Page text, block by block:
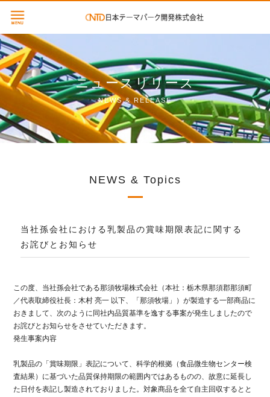
ニュースリリース
NEWS & RELEASE
NEWS & Topics
当社孫会社における乳製品の賞味期限表記に関する
お詫びとお知らせ
この度、当社孫会社である那須牧場株式会社（本社：栃木県那須郡那須町
／代表取締役社長：木村 亮一 以下、「那須牧場」）が製造する一部商品に
おきまして、次のように同社内品質基準を逸する事案が発生しましたので
お詫びとお知らせをさせていただきます。
発生事案内容
乳製品の「賞味期限」表記について、科学的根拠（食品微生物センター検
査結果）に基づいた品質保持期限の範囲内ではあるものの、故意に延長し
た日付を表記し製造されておりました。対象商品を全て自主回収するとと